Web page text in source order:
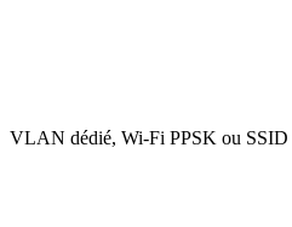
VLAN dédié, Wi-Fi PPSK ou SSID